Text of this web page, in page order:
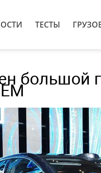
ТЕСТЫ
большой